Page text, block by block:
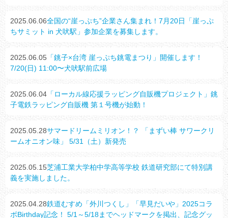
2025.06.06全国の“崖っぷち”企業さん集まれ！7月20日「崖っぷ
ちサミット in 犬吠駅」参加企業を募集します。
2025.06.05 「銚子×台湾 崖っぷち銚電まつり」開催します！
7/20(日) 11:00〜犬吠駅前広場
2025.06.04 「ローカル線応援ラッピング自販機プロジェクト」銚
子電鉄ラッピング自販機 第１号機が始動！
2025.05.28サマードリームミリオン！？ 「まずい棒 サワークリ
ームオニオン味」 5/31（土）新発売
2025.05.15芝浦工業大学柏中学高等学校 鉄道研究部にて特別講
義を実施しました。
2025.04.28鉄道むすめ「外川つくし」「早見だいや」2025コラ
ボBirthday記念！ 5/1～5/18までヘッドマークを掲出、記念グッ